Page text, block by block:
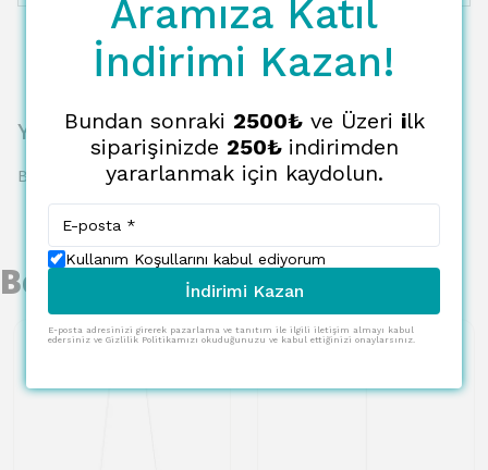
Yorumlar
Bu ürün için henüz yorum yapılmamış.
Benzer Ürünler
Aramıza Katıl
İndirimi Kazan!
Bundan sonraki 2500₺ve Üzeri ilk
siparişinizde 250₺ indirimden
yararlanmak için kaydolun.
Kullanım Koşullarını kabul ediyorum
İndirimi Kazan
E-posta adresinizi girerek pazarlama ve tanıtım ile ilgili iletişim almayı kabul
edersiniz ve Gizlilik Politikamızı okuduğunuzu ve kabul ettiğinizi onaylarsınız.